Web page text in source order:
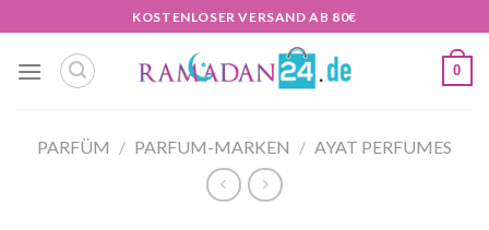
Inhalt
springen
KOSTENLOSER VERSAND AB 80€
0
PARFÜM / PARFUM-MARKEN / AYAT PERFUMES